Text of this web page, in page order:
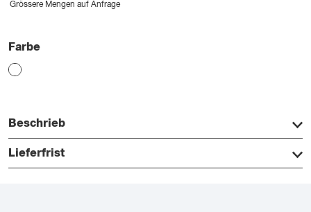
Grössere Mengen auf Anfrage
Farbe
Beschrieb
Lieferfrist